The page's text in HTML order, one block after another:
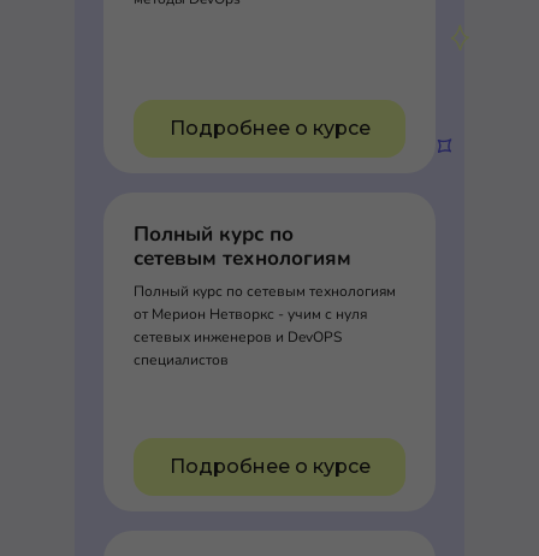
Подробнее о курсе
Полный курс по
сетевым технологиям
Полный курс по сетевым технологиям
от Мерион Нетворкс - учим с нуля
сетевых инженеров и DevOPS
специалистов
Подробнее о курсе